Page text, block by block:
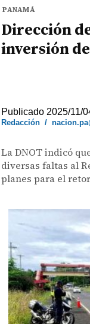
PANAMÁ
Dirección
inversión
Publicado 2025/11/
Redacción /
La DNOT indicó
diversas faltas al
planes para el